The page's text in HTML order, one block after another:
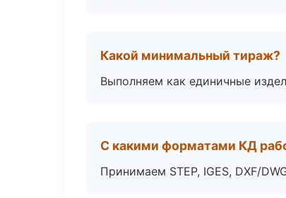
Какой минимальный тираж?
Выполняем как единичные
С какими форматами КД
Принимаем STEP, IGES, DXF/